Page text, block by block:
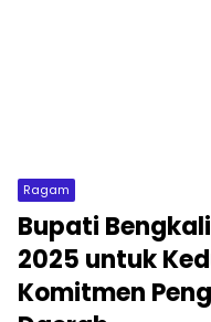
Ragam
Bupati
2025 untuk
Komitmen